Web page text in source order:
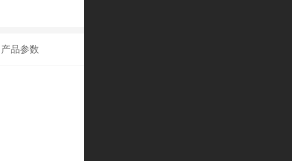
产品参数